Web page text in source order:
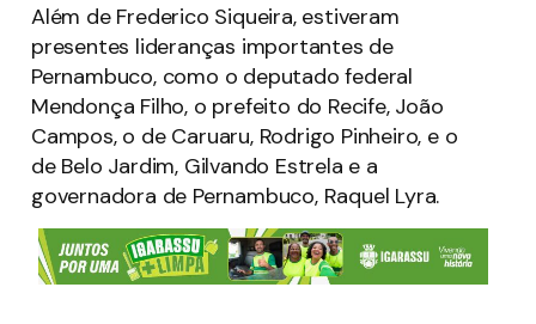
Além de Frederico Siqueira, estiveram
presentes lideranças importantes de
Pernambuco, como o deputado federal
Mendonça Filho, o prefeito do Recife, João
Campos, o de Caruaru, Rodrigo Pinheiro, e o
de Belo Jardim, Gilvando Estrela e a
governadora de Pernambuco, Raquel Lyra.